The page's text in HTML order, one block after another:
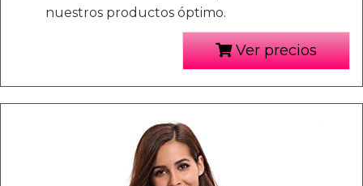
nuestros productos óptimo.
Ver precios